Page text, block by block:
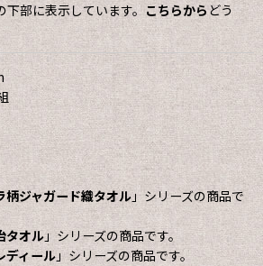
部に表示しています。 こちらからどう
柄ジャガード織タオル」シリーズの商品で
タオル」シリーズの商品です。
ディール 」シリーズの商品です。